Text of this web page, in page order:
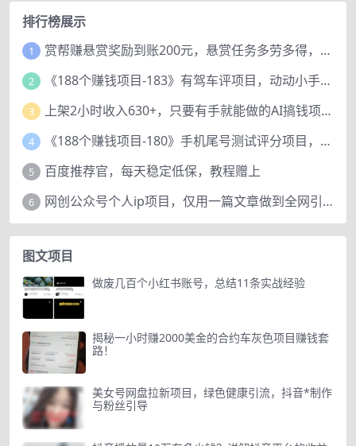
排行榜展示
1 赏帮赚悬赏奖励到账200元，悬赏任务多劳多得，人人可做。
2 《188个赚钱项目-183》有驾车评项目，动动小手，复制粘贴赚44元！
3 上架2小时收入630+，只要有手就能做的AI搞钱项目，奶奶看完都能学会!
4 《188个赚钱项目-180》手机尾号测试评分项目，短视频直播日赚200+
5 百度推荐官，每天稳定低保，教程赠上
6 网创公众号个人ip项目，仅用一篇文章做到全网引流！
图文项目
做废几百个小红书账号，总结11条实战经验
揭秘一小时赚2000美金的合约车灰色项目赚钱套
路！
美女号网盘拉新项目，绿色健康引流，抖音*制作
与粉丝引导